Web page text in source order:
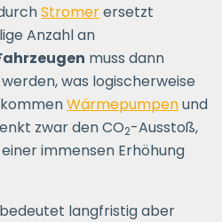
Stromerersetzt
Anzahl an
muss dann
was logischerweise
Wärmepumpenund
zwar den CO2-Ausstoß,
immensen Erhöhung
langfristig aber